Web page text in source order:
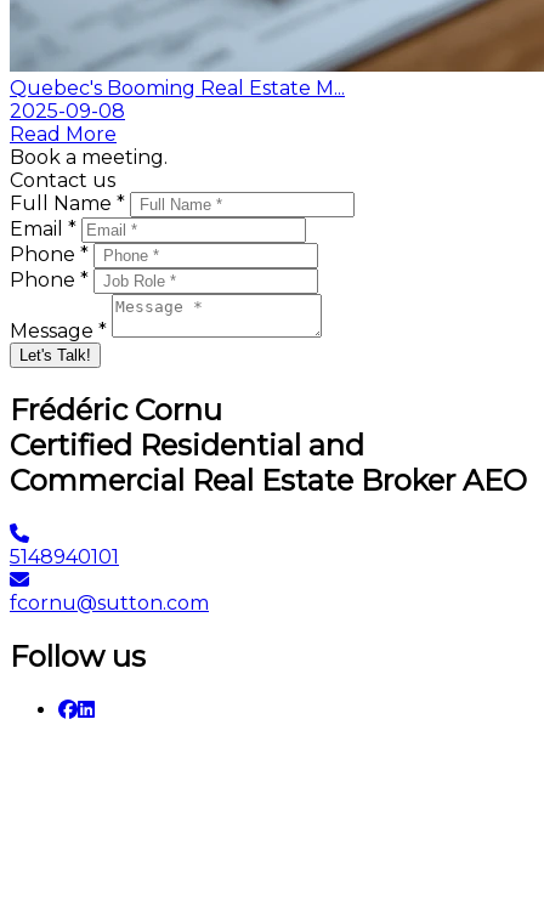
Quebec's Booming Real Estate M...
2025-09-08
Read More
Book a meeting.
Contact us
Full Name *
Email *
Phone *
Phone *
Message *
Let's Talk!
Frédéric Cornu
Certified Residential and
Commercial Real Estate Broker AEO
5148940101
fcornu@sutton.com
Follow us